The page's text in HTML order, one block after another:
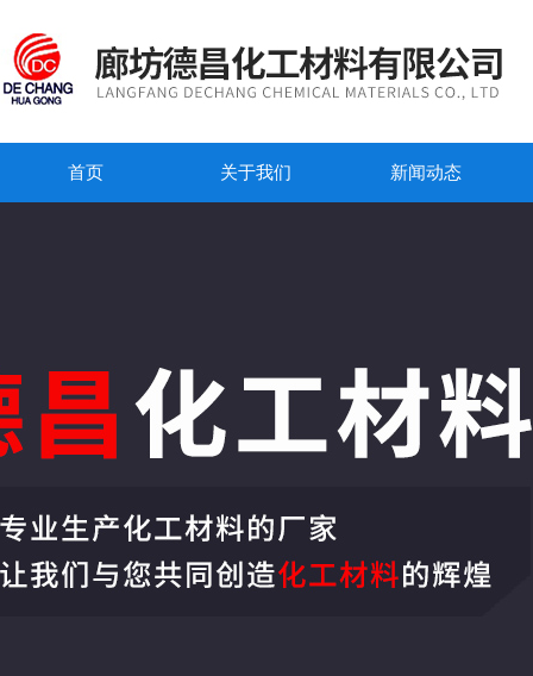
首页 关于我们 新闻动态